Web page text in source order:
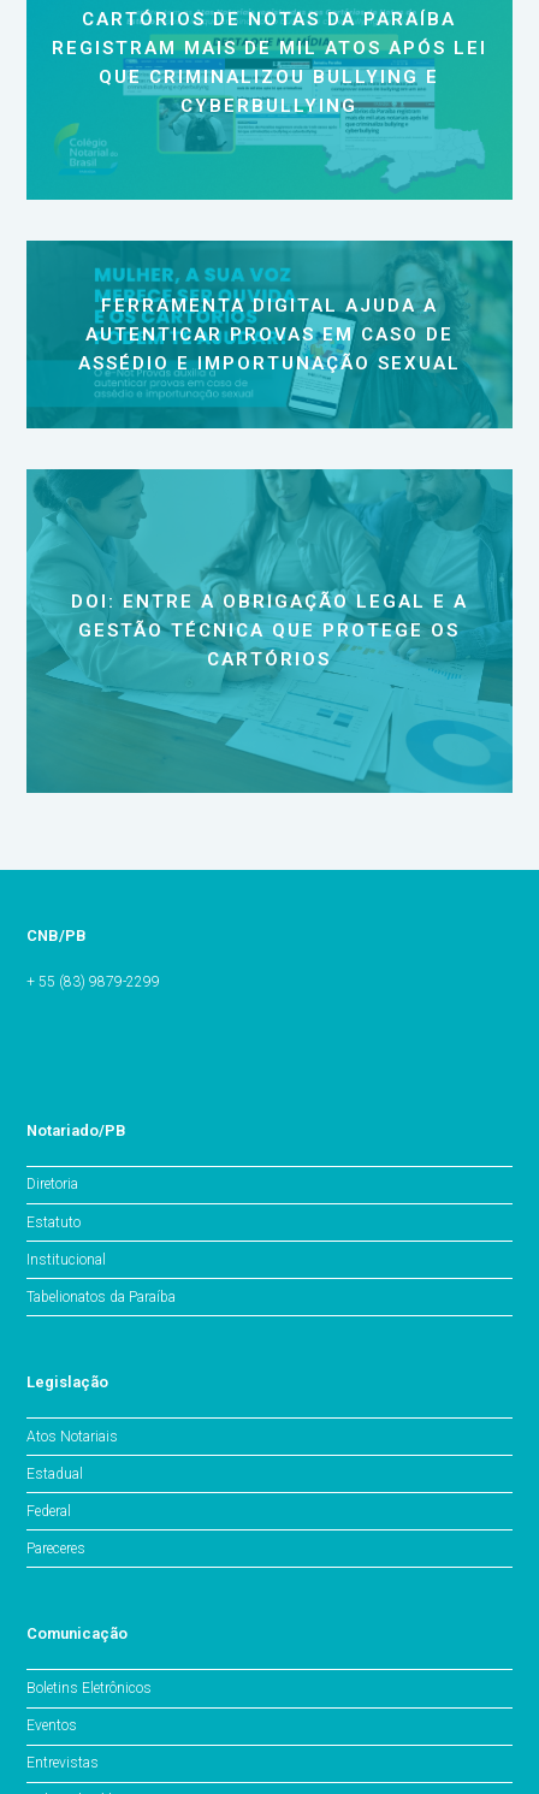
CARTÓRIOS DE NOTAS DA PARAÍBA
REGISTRAM MAIS DE MIL ATOS APÓS LEI
QUE CRIMINALIZOU BULLYING E
CYBERBULLYING
FERRAMENTA DIGITAL AJUDA A
AUTENTICAR PROVAS EM CASO DE
ASSÉDIO E IMPORTUNAÇÃO SEXUAL
DOI: ENTRE A OBRIGAÇÃO LEGAL E A
GESTÃO TÉCNICA QUE PROTEGE OS
CARTÓRIOS
CNB/PB
+ 55 (83) 9879-2299
Notariado/PB
Diretoria
Estatuto
Institucional
Tabelionatos da Paraíba
Legislação
Atos Notariais
Estadual
Federal
Pareceres
Comunicação
Boletins Eletrônicos
Eventos
Entrevistas